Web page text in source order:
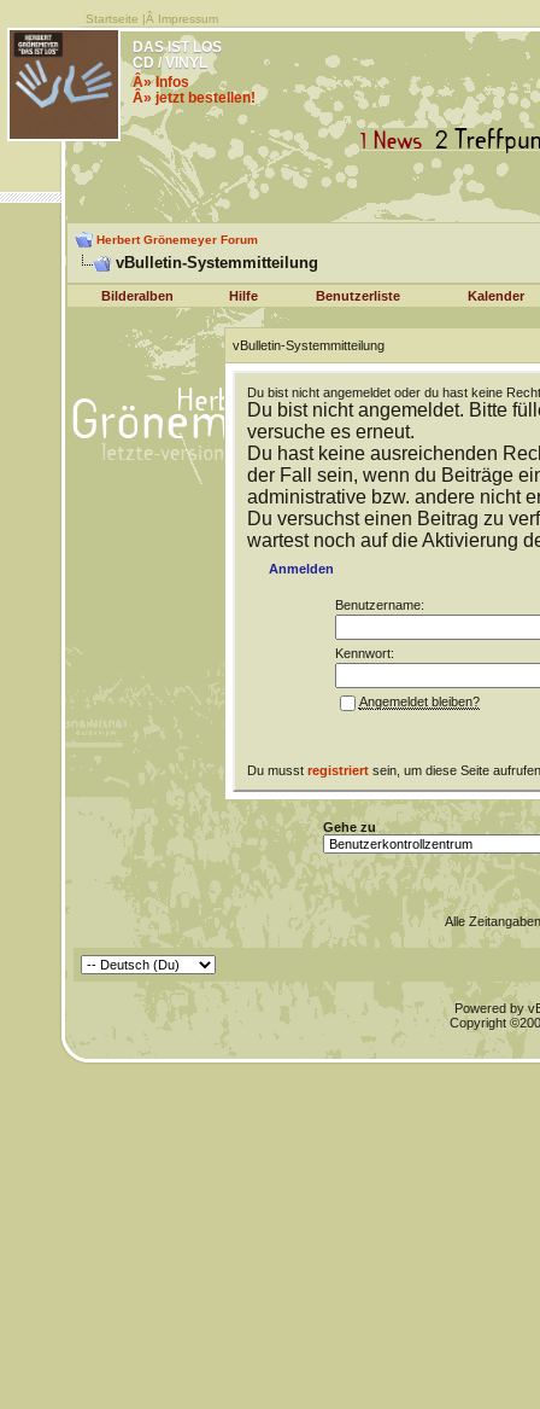
Startseite |Â Impressum
DAS IST LOS
CD / VINYL
Â» Infos
Â» jetzt bestellen!
Herbert Grönemeyer Forum
vBulletin-Systemmitteilung
Bilderalben Hilfe Benutzerliste Kalender
vBulletin-Systemmitteilung
Du bist nicht angemeldet oder du hast keine
Du bist nicht angemeldet. Bitte
versuche es erneut.
Du hast keine ausreichenden
der Fall sein, wenn du Beiträge
administrative bzw. andere nicht
Du versuchst einen Beitrag zu
wartest noch auf die Aktivierung
Anmelden
Benutzername:
Kennwort:
Angemeldet bleiben?
Du musst registriertsein, um diese Seite
Gehe zu
Alle
Powered by
Copyright